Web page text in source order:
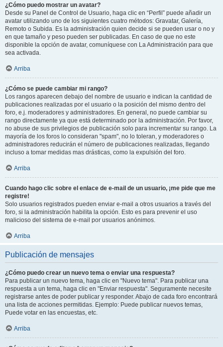
¿Cómo puedo mostrar un avatar?
Desde su Panel de Control de Usuario, haga clic en “Perfil” puede añadir un
avatar utilizando uno de los siguientes cuatro métodos: Gravatar, Galería,
Remoto o Subida. Es la administración quien decide si se pueden usar o no y
en que tamaño y peso pueden ser publicadas. En caso de que no este
disponible la opción de avatar, comuníquese con La Administración para que
sea activada.
Arriba
¿Cómo se puede cambiar mi rango?
Los rangos aparecen debajo del nombre de usuario e indican la cantidad de
publicaciones realizadas por el usuario o la posición del mismo dentro del
foro, e.j. moderadores y administradores. En general, no puede cambiar su
rango directamente ya que está determinado por la administración. Por favor,
no abuse de sus privilegios de publicación solo para incrementar su rango. La
mayoría de los foros lo consideran "spam", no lo toleran, y moderadores o
administradores reducirán el número de publicaciones realizadas, llegando
incluso a tomar medidas mas drásticas, como la expulsión del foro.
Arriba
Cuando hago clic sobre el enlace de e-mail de un usuario, ¡me pide que me
registre!
Solo usuarios registrados pueden enviar e-mail a otros usuarios a través del
foro, si la administración habilita la opción. Esto es para prevenir el uso
malicioso del sistema de e-mail por usuarios anónimos.
Arriba
Publicación de mensajes
¿Cómo puedo crear un nuevo tema o enviar una respuesta?
Para publicar un nuevo tema, haga clic en "Nuevo tema". Para publicar una
respuesta a un tema, haga clic en "Enviar respuesta". Seguramente necesite
registrarse antes de poder publicar y responder. Abajo de cada foro encontrará
una lista de acciones permitidas. Ejemplo: Puede publicar nuevos temas,
Puede votar en las encuestas, etc.
Arriba